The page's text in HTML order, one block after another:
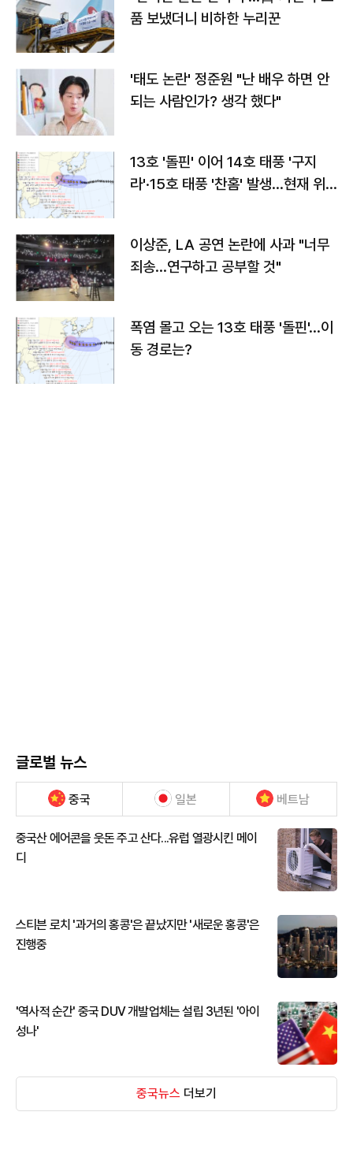
품 보냈더니 비하한 누리꾼
'태도 논란' 정준원 "난 배우 하면 안
되는 사람인가? 생각 했다"
13호 '돌핀' 이어 14호 태풍 '구지
라'·15호 태풍 '찬홈' 발생…현재 위
이상준, LA 공연 논란에 사과 "너무
죄송…연구하고 공부할 것"
폭염 몰고 오는 13호 태풍 '돌핀'…이
동 경로는?
글로벌 뉴스
중국 일본 베트남
중국산 에어콘을 웃돈 주고 산다...유럽 열광시킨 메이
디
스티븐 로치 '과거의 홍콩'은 끝났지만 '새로운 홍콩'은
진행중
'역사적 순간' 중국 DUV 개발업체는 설립 3년된 '아이
성나'
중국뉴스 더보기